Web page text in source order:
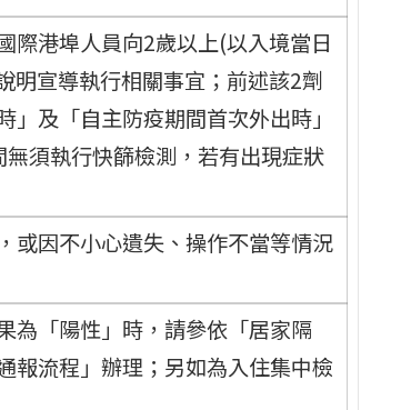
際港埠人員向2歲以上(以入境當日
明宣導執行相關事宜；前述該2劑
及「自主防疫期間首次外出時」
須執行快篩檢測，若有出現症狀
或因不小心遺失、操作不當等情況
為「陽性」時，請參依「居家隔
報流程」辦理；另如為入住集中檢